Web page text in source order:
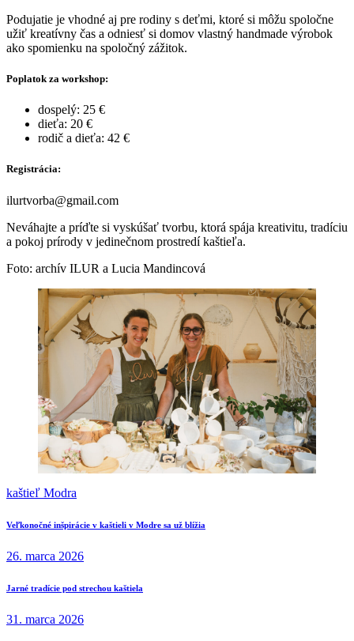
Podujatie je vhodné aj pre rodiny s deťmi, ktoré si môžu spoločne
užiť kreatívny čas a odniesť si domov vlastný handmade výrobok
ako spomienku na spoločný zážitok.
Poplatok za workshop:
dospelý: 25 €
dieťa: 20 €
rodič a dieťa: 42 €
Registrácia:
ilurtvorba@gmail.com
Neváhajte a príďte si vyskúšať tvorbu, ktorá spája kreativitu, tradíciu
a pokoj prírody v jedinečnom prostredí kaštieľa.
Foto: archív ILUR a Lucia Mandincová
kaštieľ Modra
Navigácia
v
Previous
Veľkonočné inšpirácie v kaštieli v Modre sa už blížia
26. marca 2026
Next
Jarné tradície pod strechou kaštiela
31. marca 2026